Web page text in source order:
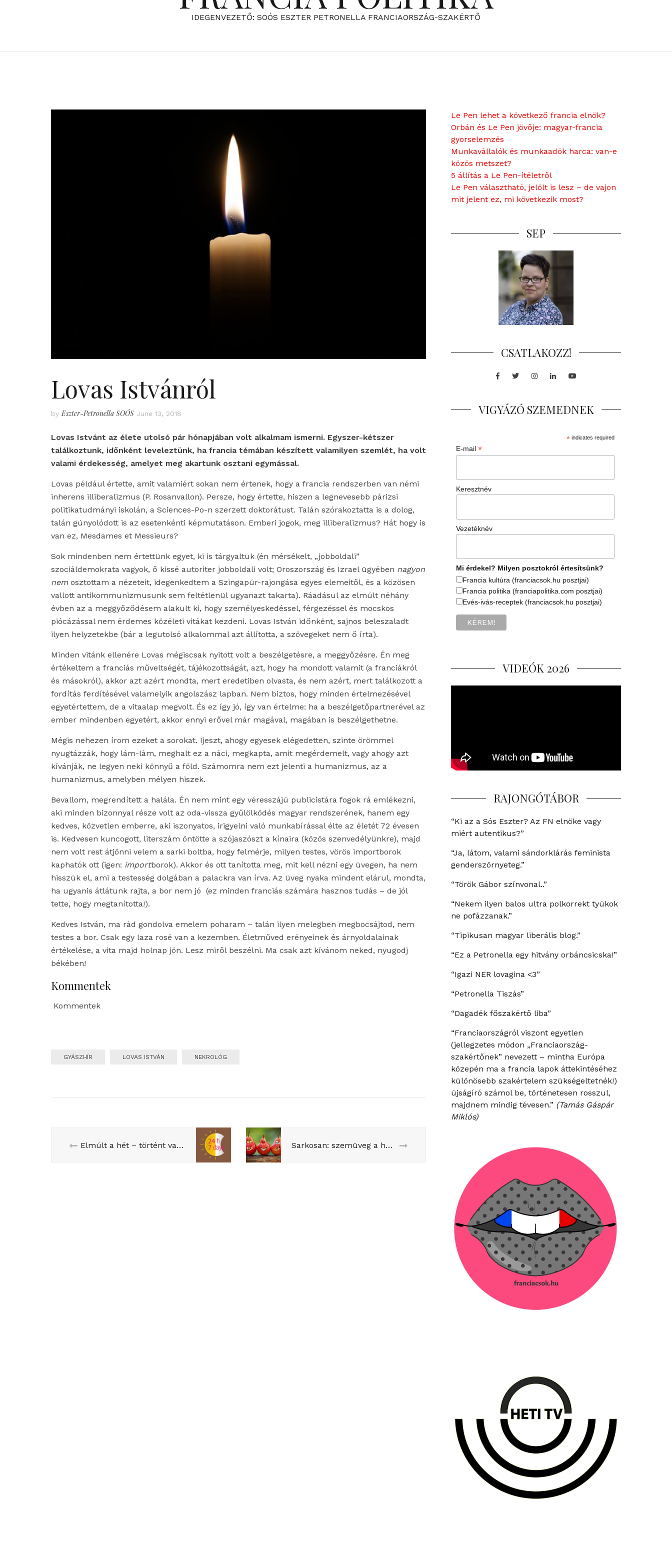
IDEGENVEZETŐ: SOÓS ESZTER PETRONELLA FRANCIAORSZÁG-SZAKÉRTŐ
Lovas Istvánról
byEszter-Petronella SOÓS June 13, 2018
Lovas Istvánt az élete utolsó pár hónapjában volt alkalmam ismerni. Egyszer-kétszer
találkoztunk, időnként leveleztünk, ha francia témában készített valamilyen szemlét, ha volt
valami érdekesség, amelyet meg akartunk osztani egymással.
Lovas például értette, amit valamiért sokan nem értenek, hogy a francia rendszerben van némi
inherens illiberalizmus (P. Rosanvallon). Persze, hogy értette, hiszen a legnevesebb párizsi
politikatudmányi iskolán, a Sciences-Po-n szerzett doktorátust. Talán szórakoztatta is a dolog,
talán gúnyolódott is az esetenkénti képmutatáson. Emberi jogok, meg illiberalizmus? Hát hogy is
van ez, Mesdames et Messieurs?
Sok mindenben nem értettünk egyet, ki is tárgyaltuk (én mérsékelt, „jobboldali”
szociáldemokrata vagyok, ő kissé autoriter jobboldali volt; Oroszország és Izrael ügyében nagyon
nemosztottam a nézeteit, idegenkedtem a Szingapúr-rajongása egyes elemeitől, és a közösen
vallott antikommunizmusunk sem feltétlenül ugyanazt takarta). Ráadásul az elmúlt néhány
évben az a meggyőződésem alakult ki, hogy személyeskedéssel, férgezéssel és mocskos
piócázással nem érdemes közéleti vitákat kezdeni. Lovas István időnként, sajnos beleszaladt
ilyen helyzetekbe (bár a legutolsó alkalommal azt állította, a szövegeket nem ő írta).
Minden vitánk ellenére Lovas mégiscsak nyitott volt a beszélgetésre, a meggyőzésre. Én meg
értékeltem a franciás műveltségét, tájékozottságát, azt, hogy ha mondott valamit (a franciákról
és másokról), akkor azt azért mondta, mert eredetiben olvasta, és nem azért, mert találkozott a
fordítás ferdítésével valamelyik angolszász lapban. Nem biztos, hogy minden értelmezésével
egyetértettem, de a vitaalap megvolt. És ez így jó, így van értelme: ha a beszélgetőpartnerével az
ember mindenben egyetért, akkor ennyi erővel már magával, magában is beszélgethetne.
Mégis nehezen írom ezeket a sorokat. Ijeszt, ahogy egyesek elégedetten, szinte örömmel
nyugtázzák, hogy lám-lám, meghalt ez a náci, megkapta, amit megérdemelt, vagy ahogy azt
kívánják, ne legyen neki könnyű a föld. Számomra nem ezt jelenti a humanizmus, az a
humanizmus, amelyben mélyen hiszek.
Bevallom, megrendített a halála. Én nem mint egy véresszájú publicistára fogok rá emlékezni,
aki minden bizonnyal része volt az oda-vissza gyűlölködés magyar rendszerének, hanem egy
kedves, közvetlen emberre, aki iszonyatos, irigyelni való munkabírással élte az életét 72 évesen
is. Kedvesen kuncogott, literszám öntötte a szójaszószt a kínaira (közös szenvedélyünkre), majd
nem volt rest átjönni velem a sarki boltba, hogy felmérje, milyen testes, vörös importborok
kaphatók ott (igen: importborok). Akkor és ott tanította meg, mit kell nézni egy üvegen, ha nem
hisszük el, ami a testesség dolgában a palackra van írva. Az üveg nyaka mindent elárul, mondta,
ha ugyanis átlátunk rajta, a bor nem jó (ez minden franciás számára hasznos tudás – de jól
tette, hogy megtanította!).
Kedves István, ma rád gondolva emelem poharam – talán ilyen melegben megbocsájtod, nem
testes a bor. Csak egy laza rosé van a kezemben. Életműved erényeinek és árnyoldalainak
értékelése, a vita majd holnap jön. Lesz miről beszélni. Ma csak azt kívánom neked, nyugodj
békében!
Kommentek
Kommentek
GYÁSZHÍR LOVAS ISTVÁN NEKROLÓG
Elmúlt a hét – történt valami? Sarkosan: szemüveg a hanyatló nyugaton
Le Pen lehet a következő francia elnök?
Orbán és Le Pen jövője: magyar-francia
gyorselemzés
Munkavállalók és munkaadók harca: van-e
közös metszet?
5 állítás a Le Pen-ítéletről
Le Pen választható, jelölt is lesz – de vajon
mit jelent ez, mi következik most?
SEP
CSATLAKOZZ!
Facebook
TwitterInstagram
LinkedInYoutube
VIGYÁZÓ SZEMEDNEK
*indicates required
E-mail*
Keresztnév
Vezetéknév
Mi érdekel? Milyen posztokról értesítsünk?
Francia kultúra (franciacsok.hu posztjai)
Francia politika (franciapolitika.com posztjai)
Evés-ivás-receptek (franciacsok.hu posztjai)
VIDEÓK 2026
RAJONGÓTÁBOR
“Ki az a Sós Eszter? Az FN elnöke vagy
miért autentikus?”
“Ja, látom, valami sándorklárás feminista
genderszörnyeteg.”
“Török Gábor színvonal..”
“Nekem ilyen balos ultra polkorrekt tyúkok
ne pofázzanak.”
“Tipikusan magyar liberális blog.”
“Ez a Petronella egy hitvány orbáncsicska!”
“Igazi NER lovagina <3”
“Petronella Tiszás”
“Dagadék főszakértő liba”
“Franciaországról viszont egyetlen
(jellegzetes módon „Franciaország-
szakértőnek” nevezett – mintha Európa
közepén ma a francia lapok áttekintéséhez
különösebb szakértelem szükségeltetnék!)
újságíró számol be, történetesen rosszul,
majdnem mindig tévesen.” (Tamás Gáspár
Miklós)